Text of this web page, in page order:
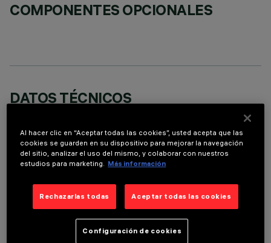
COMPONENTES OPCIONALES
DATOS TÉCNICOS
DESCRIPCIÓN
Direct light luminaire, designed to use monochrome LED
lamps. Ceiling- and wall-mounted. Consists of a body and
supports for installation (to be ordered separately). Extruded
aluminium body, with zamak die-cast end caps complete with
silicone gaskets. Coated with liquid acrylic paint with a high
level of weather and UV ray resistance. The top of the
Al hacer clic en “Aceptar todas las cookies”, usted acepta que las
cookies se guarden en su dispositivo para mejorar la navegación
del sitio, analizar el uso del mismo, y colaborar con nuestros
estudios para marketing. Más información
Rechazarlas todas Aceptar todas las cookies
Configuración de cookies